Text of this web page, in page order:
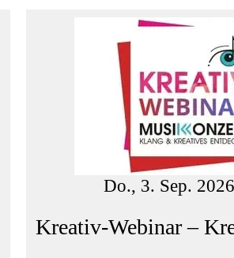
Do., 3. Sep.
Kreativ-Webinar –